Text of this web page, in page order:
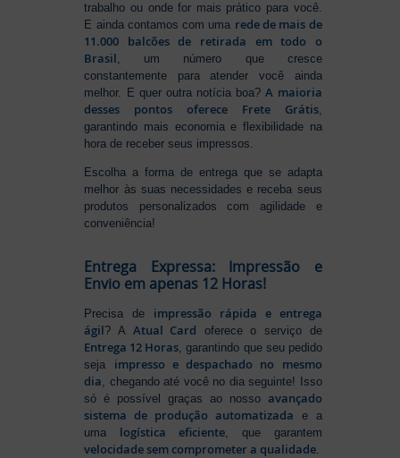
trabalho ou onde for mais prático para você.
E ainda contamos com uma rede de mais de
11.000 balcões de retirada em todo o
Brasil, um número que cresce
constantemente para atender você ainda
melhor. E quer outra notícia boa?A maioria
desses pontos oferece Frete Grátis,
garantindo mais economia e flexibilidade na
hora de receber seus impressos.
Escolha a forma de entrega que se adapta
melhor às suas necessidades e receba seus
produtos personalizados com agilidade e
conveniência!
Entrega Expressa: Impressão e
Envio em apenas 12 Horas!
Precisa de impressão rápida e entrega
ágil? A Atual Card oferece o serviço de
Entrega 12 Horas , garantindo que seu pedido
seja impresso e despachado no mesmo
dia , chegando até você no dia seguinte! Isso
só é possível graças ao nosso avançado
sistema de produção automatizada e a
uma logística eficiente , que garantem
velocidade sem comprometer a qualidade